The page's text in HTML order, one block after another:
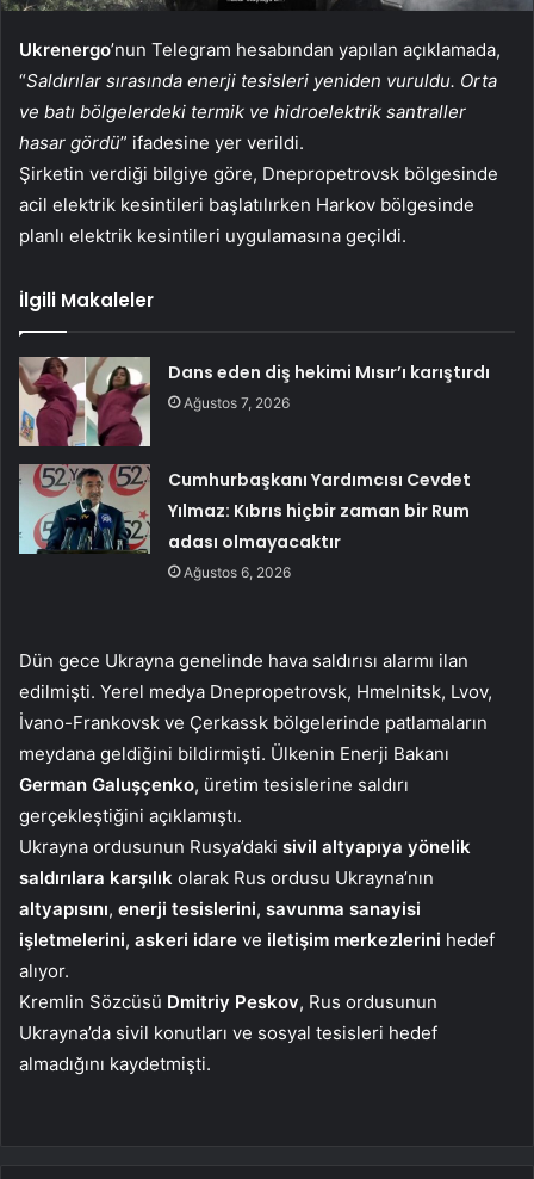
Ukrenergo’nun Telegram hesabından yapılan açıklamada,
“Saldırılar sırasında enerji tesisleri yeniden vuruldu. Orta
ve batı bölgelerdeki termik ve hidroelektrik santraller
hasar gördü” ifadesine yer verildi.
Şirketin verdiği bilgiye göre, Dnepropetrovsk bölgesinde
acil elektrik kesintileri başlatılırken Harkov bölgesinde
planlı elektrik kesintileri uygulamasına geçildi.
İlgili Makaleler
Dans eden diş hekimi Mısır’ı karıştırdı
Ağustos 7, 2026
Cumhurbaşkanı Yardımcısı Cevdet
Yılmaz: Kıbrıs hiçbir zaman bir Rum
adası olmayacaktır
Ağustos 6, 2026
Dün gece Ukrayna genelinde hava saldırısı alarmı ilan
edilmişti. Yerel medya Dnepropetrovsk, Hmelnitsk, Lvov,
İvano-Frankovsk ve Çerkassk bölgelerinde patlamaların
meydana geldiğini bildirmişti. Ülkenin Enerji Bakanı
German Galuşçenko, üretim tesislerine saldırı
gerçekleştiğini açıklamıştı.
Ukrayna ordusunun Rusya’daki sivil altyapıya yönelik
saldırılara karşılık olarak Rus ordusu Ukrayna’nın
altyapısını, enerji tesislerini, savunma sanayisi
işletmelerini, askeri idare ve iletişim merkezlerini hedef
alıyor.
Kremlin Sözcüsü Dmitriy Peskov, Rus ordusunun
Ukrayna’da sivil konutları ve sosyal tesisleri hedef
almadığını kaydetmişti.